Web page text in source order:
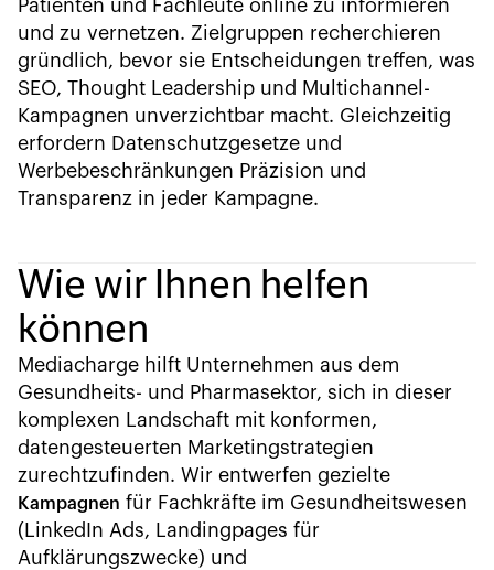
Patienten und Fachleute online zu informieren
und zu vernetzen. Zielgruppen recherchieren
gründlich, bevor sie Entscheidungen treffen, was
SEO, Thought Leadership und Multichannel-
Kampagnen unverzichtbar macht. Gleichzeitig
erfordern Datenschutzgesetze und
Werbebeschränkungen Präzision und
Transparenz in jeder Kampagne.
Wie wir Ihnen helfen
können
Mediacharge hilft Unternehmen aus dem
Gesundheits- und Pharmasektor, sich in dieser
komplexen Landschaft mit konformen,
datengesteuerten Marketingstrategien
zurechtzufinden. Wir entwerfen gezielte
Kampagnen für Fachkräfte im Gesundheitswesen
(LinkedIn Ads, Landingpages für
Aufklärungszwecke) und